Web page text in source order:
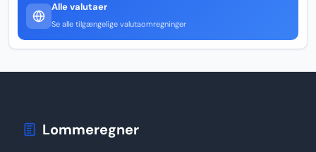
Alle valutaer
Se alle tilgængelige valutaomregninger
Lommeregner